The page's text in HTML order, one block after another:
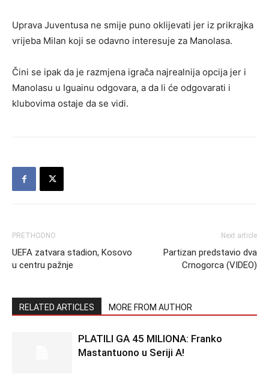
Uprava Juventusa ne smije puno oklijevati jer iz prikrajka
vrijeba Milan koji se odavno interesuje za Manolasa.
Čini se ipak da je razmjena igrača najrealnija opcija jer i
Manolasu u Iguainu odgovara, a da li će odgovarati i
klubovima ostaje da se vidi.
PRETHODNO
UEFA zatvara stadion, Kosovo
u centru pažnje
Next article
Partizan predstavio dva
Crnogorca (VIDEO)
RELATED ARTICLES MORE FROM AUTHOR
PLATILI GA 45 MILIONA: Franko
Mastantuono u Seriji A!